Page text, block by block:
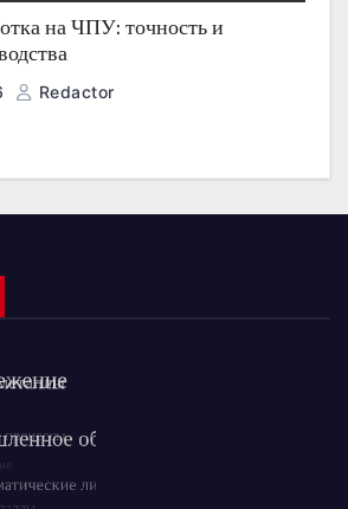
на ЧПУ: точность и
Redactor